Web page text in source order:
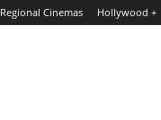
Regional Cinemas Hollywood +